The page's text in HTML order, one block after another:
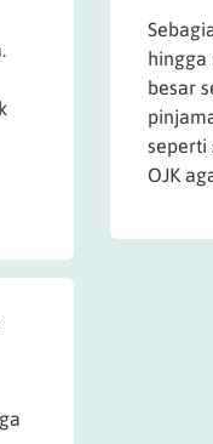
hingga
besar
seperti
OJK